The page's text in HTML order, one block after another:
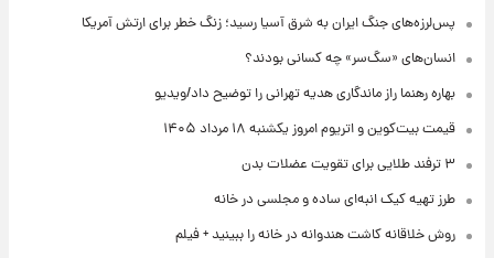
پس‌لرزه‌های جنگ ایران به شرق آسیا رسید؛ زنگ خطر برای ارتش آمریکا
انسان‌های «سگ‌سر» چه کسانی بودند؟
بهاره رهنما راز ماندگاری هدیه تهرانی را توضیح داد/ویدیو
قیمت بیت‌کوین و اتریوم امروز یکشنبه ۱۸ مرداد ۱۴۰۵
۳ ترفند طلایی برای تقویت عضلات بدن
طرز تهیه کیک انبه‌ای ساده و مجلسی در خانه
روش خلاقانه کاشت هندوانه در خانه را ببینید + فیلم